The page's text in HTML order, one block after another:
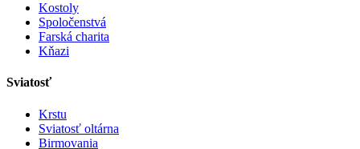
Kostoly
Spoločenstvá
Farská charita
Kňazi
Sviatosť
Krstu
Sviatosť oltárna
Birmovania